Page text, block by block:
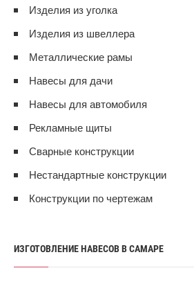
Изделия из уголка
Изделия из швеллера
Металлические рамы
Навесы для дачи
Навесы для автомобиля
Рекламные щиты
Сварные конструкции
Нестандартные конструкции
Конструкции по чертежам
ИЗГОТОВЛЕНИЕ НАВЕСОВ В САМАРЕ